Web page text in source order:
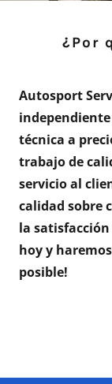
¿Por
Autosport
técnica a
trabajo de
servicio al
calidad sobre
la
hoy y
posible!